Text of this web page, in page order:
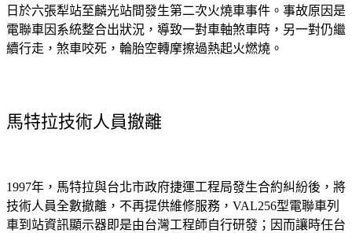
日於六張犁站至麟光站間發生第二次火燒車事件。事故原因是
電聯車因系統整合出狀況，導致一對車軸煞車時，另一對仍繼
續行走，煞車咬死，輪胎空轉摩擦過熱起火燃燒。
馬特拉技術人員撤離
1997年，馬特拉與台北市政府捷運工程局發生合約糾紛後，將
技術人員全數撤離，不再提供維修服務，VAL256型電聯車列
車到站資訊顯示器即是由台灣工程師自行研發；因而讓時任台